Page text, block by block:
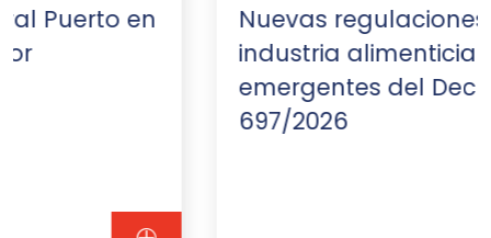
Nuevas regulaciones de la
industria alimenticia
emergentes del Decreto